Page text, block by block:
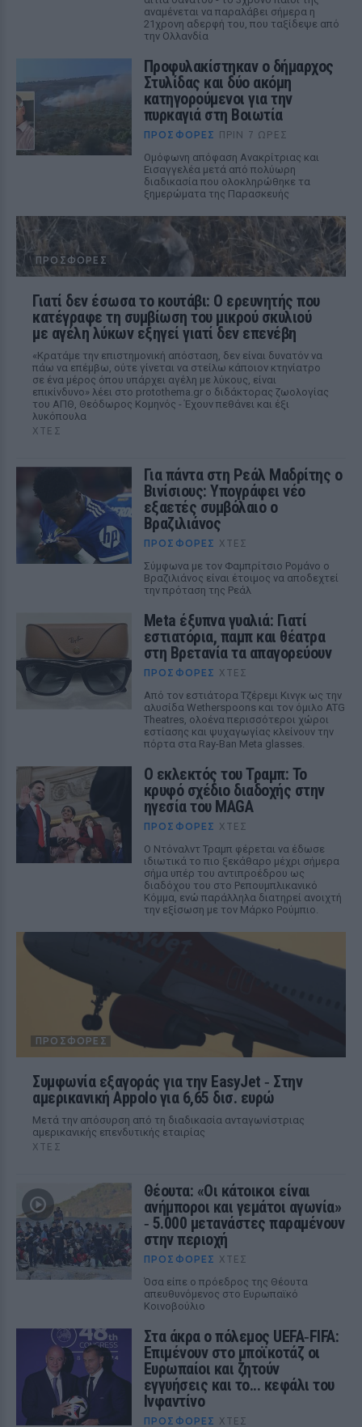
αναμένεται να παραλάβει σήμερα η
21χρονη αδερφή του, που ταξίδεψε από
την Ολλανδία
Προφυλακίστηκαν ο δήμαρχος
Στυλίδας και δύο ακόμη
κατηγορούμενοι για την
πυρκαγιά στη Βοιωτία
ΠΡΟΣΦΟΡΈΣ ΠΡΙΝ 7 ΏΡΕΣ
Ομόφωνη απόφαση Ανακρίτριας και
Εισαγγελέα μετά από πολύωρη
διαδικασία που ολοκληρώθηκε τα
ξημερώματα της Παρασκευής
ΠΡΟΣΦΟΡΈΣ
Γιατί δεν έσωσα το κουτάβι: Ο ερευνητής που
κατέγραφε τη συμβίωση του μικρού σκυλιού
με αγέλη λύκων εξηγεί γιατί δεν επενέβη
«Κρατάμε την επιστημονική απόσταση, δεν είναι δυνατόν να
πάω να επέμβω, ούτε γίνεται να στείλω κάποιον κτηνίατρο
σε ένα μέρος όπου υπάρχει αγέλη με λύκους, είναι
επικίνδυνο» λέει στο protothema.gr ο διδάκτορας ζωολογίας
του ΑΠΘ, Θεόδωρος Κομηνός - Έχουν πεθάνει και έξι
λυκόπουλα
ΧΤΕΣ
Για πάντα στη Ρεάλ Μαδρίτης ο
Βινίσιους: Υπογράφει νέο
εξαετές συμβόλαιο ο
Βραζιλιάνος
ΠΡΟΣΦΟΡΈΣ ΧΤΕΣ
Σύμφωνα με τον Φαμπρίτσιο Ρομάνο ο
Βραζιλιάνος είναι έτοιμος να αποδεχτεί
την πρόταση της Ρεάλ
Meta έξυπνα γυαλιά: Γιατί
εστιατόρια, παμπ και θέατρα
στη Βρετανία τα απαγορεύουν
ΠΡΟΣΦΟΡΈΣ ΧΤΕΣ
Από τον εστιάτορα Τζέρεμι Κινγκ ως την
αλυσίδα Wetherspoons και τον όμιλο ATG
Theatres, ολοένα περισσότεροι χώροι
εστίασης και ψυχαγωγίας κλείνουν την
πόρτα στα Ray-Ban Meta glasses.
Ο εκλεκτός του Τραμπ: Το
κρυφό σχέδιο διαδοχής στην
ηγεσία του MAGA
ΠΡΟΣΦΟΡΈΣ ΧΤΕΣ
Ο Ντόναλντ Τραμπ φέρεται να έδωσε
ιδιωτικά το πιο ξεκάθαρο μέχρι σήμερα
σήμα υπέρ του αντιπροέδρου ως
διαδόχου του στο Ρεπουμπλικανικό
Κόμμα, ενώ παράλληλα διατηρεί ανοιχτή
την εξίσωση με τον Μάρκο Ρούμπιο.
ΠΡΟΣΦΟΡΈΣ
Συμφωνία εξαγοράς για την EasyJet ‑ Στην
αμερικανική Appolo για 6,65 δισ. ευρώ
Μετά την απόσυρση από τη διαδικασία ανταγωνίστριας
αμερικανικής επενδυτικής εταιρίας
ΧΤΕΣ
Θέουτα: «Οι κάτοικοι είναι
ανήμποροι και γεμάτοι αγωνία»
‑ 5.000 μετανάστες παραμένουν
στην περιοχή
ΠΡΟΣΦΟΡΈΣ ΧΤΕΣ
Όσα είπε ο πρόεδρος της Θέουτα
απευθυνόμενος στο Ευρωπαϊκό
Κοινοβούλιο
Στα άκρα ο πόλεμος UEFA‑FIFA:
Επιμένουν στο μποϊκοτάζ οι
Ευρωπαίοι και ζητούν
εγγυήσεις και το... κεφάλι του
Ινφαντίνο
ΠΡΟΣΦΟΡΈΣ ΧΤΕΣ